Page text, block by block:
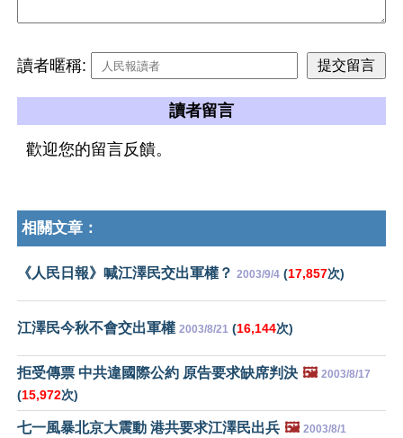
讀者暱稱:
讀者留言
歡迎您的留言反饋。
相關文章：
《人民日報》喊江澤民交出軍權？ 2003/9/4 (17,857次)
江澤民今秋不會交出軍權 2003/8/21 (16,144次)
拒受傳票 中共違國際公約 原告要求缺席判決 🖼️ 2003/8/17
(15,972次)
七一風暴北京大震動 港共要求江澤民出兵 🖼️ 2003/8/1